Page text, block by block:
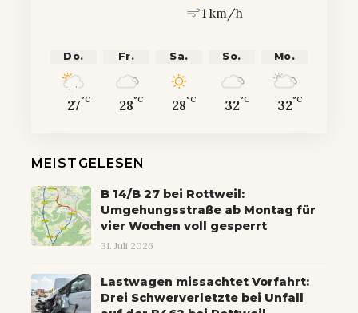
1 km/h
Do.
27°C
Fr.
28°C
Sa.
28°C
So.
32°C
Mo.
32°C
MEISTGELESEN
B 14/B 27 bei Rottweil:
Umgehungsstraße ab Montag für
vier Wochen voll gesperrt
31. Juli 2026
Lastwagen missachtet Vorfahrt:
Drei Schwerverletzte bei Unfall